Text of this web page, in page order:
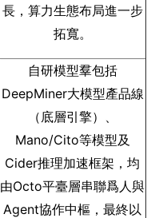
長，算力生態布局進一步
拓寬。
自研模型羣包括
DeepMiner大模型產品線
（底層引擎）、
Mano/Cito等模型及
Cider推理加速框架，均
由Octo平臺層串聯爲人與
Agent協作中樞，最終以